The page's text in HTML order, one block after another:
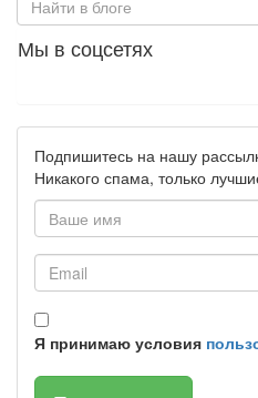
Мы в соцсетях
Подпишитесь на нашу
Никакого спама, только
Я принимаю условия